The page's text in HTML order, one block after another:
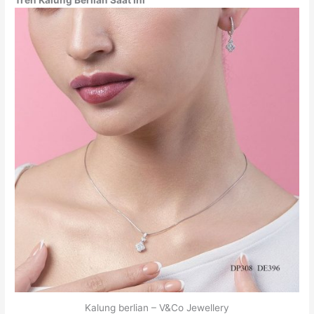
Kalung berlian – V&Co Jewellery